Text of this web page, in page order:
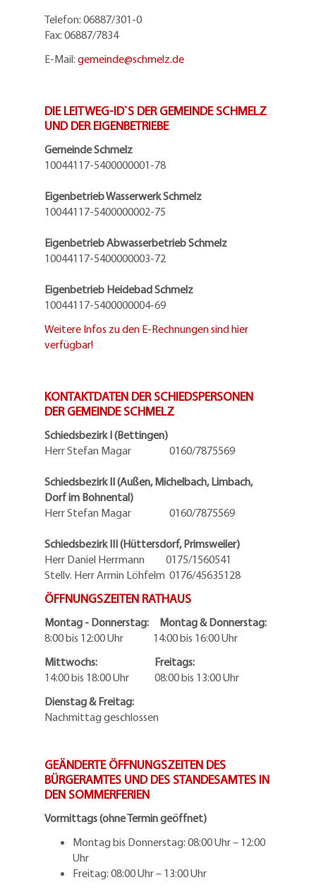
Telefon: 06887/301-0
Fax: 06887/7834
E-Mail: gemeinde@schmelz.de
DIE LEITWEG-ID`S DER GEMEINDE SCHMELZ
UND DER EIGENBETRIEBE
Gemeinde Schmelz
10044117-5400000001-78
Eigenbetrieb Wasserwerk Schmelz
10044117-5400000002-75
Eigenbetrieb Abwasserbetrieb Schmelz
10044117-5400000003-72
Eigenbetrieb Heidebad Schmelz
10044117-5400000004-69
Weitere Infos zu den E-Rechnungen sind hier
verfügbar!
KONTAKTDATEN DER SCHIEDSPERSONEN
DER GEMEINDE SCHMELZ
Schiedsbezirk I (Bettingen)
Herr Stefan Magar 0160/7875569
Schiedsbezirk II (Außen, Michelbach, Limbach,
Dorf im Bohnental)
Herr Stefan Magar 0160/7875569
Schiedsbezirk III (Hüttersdorf, Primsweiler)
Herr Daniel Herrmann 0175/1560541
Stellv. Herr Armin Löhfelm 0176/45635128
ÖFFNUNGSZEITEN RATHAUS
Montag - Donnerstag: Montag & Donnerstag:
8:00 bis 12:00 Uhr 14:00 bis 16:00 Uhr
Mittwochs: Freitags:
14:00 bis 18:00 Uhr 08:00 bis 13:00 Uhr
Dienstag & Freitag:
Nachmittag geschlossen
GEÄNDERTE ÖFFNUNGSZEITEN DES
BÜRGERAMTES UND DES STANDESAMTES IN
DEN SOMMERFERIEN
Vormittags (ohne Termin geöffnet)
Montag bis Donnerstag: 08:00 Uhr – 12:00
Uhr
Freitag: 08:00 Uhr – 13:00 Uhr